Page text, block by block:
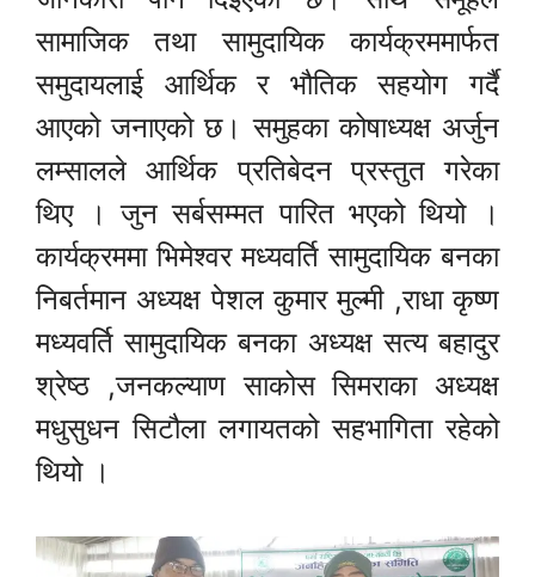
सामाजिक तथा सामुदायिक कार्यक्रममार्फत
समुदायलाई आर्थिक र भौतिक सहयोग गर्दै
आएको जनाएको छ। समुहका कोषाध्यक्ष अर्जुन
लम्सालले आर्थिक प्रतिबेदन प्रस्तुत गरेका
थिए । जुन सर्बसम्मत पारित भएको थियो ।
कार्यक्रममा भिमेश्वर मध्यवर्ति सामुदायिक बनका
निबर्तमान अध्यक्ष पेशल कुमार मुल्मी ,राधा कृष्ण
मध्यवर्ति सामुदायिक बनका अध्यक्ष सत्य बहादुर
श्रेष्ठ ,जनकल्याण साकोस सिमराका अध्यक्ष
मधुसुधन सिटौला लगायतको सहभागिता रहेको
थियो ।